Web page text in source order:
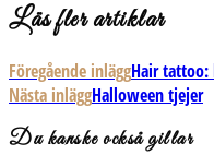
Läs fler artiklar
Föregående inläggHair
Nästa inläggHalloween tjejer
Du kanske också gillar